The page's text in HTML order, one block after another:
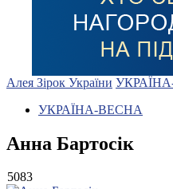
Алея Зірок України
УКРАЇНА-ВЕСНА
Анна Бартосік
5083